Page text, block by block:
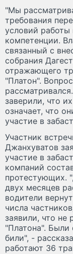
"Мы
требования
условий работы
компетенции.
связанный с
собрания
отражающего
"Платон".
заверили, что
означает, что
участие в
Участник
Джанхуватов
участие в
компаний
протестующих.
двух месяцев
водители
числа
заявили, что не
"Платона". Были
били", -
работают 36